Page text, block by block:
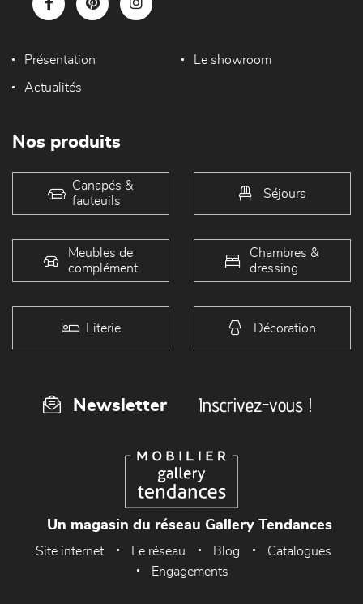
Présentation Le showroom
Actualités
Nos produits
Canapés &
fauteuils
Séjours
Meubles de
complément
Chambres &
dressing
Literie Décoration
Newsletter Inscrivez-vous !
Un magasin du réseau Gallery Tendances
Site internet Le réseau Blog
Catalogues
Engagements